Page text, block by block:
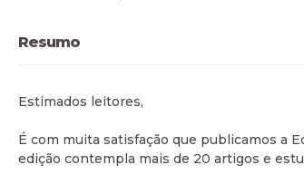
Resumo
Estimados leitores,
É com muita satisfação que publicamos a
edição contempla mais de 20 artigos e